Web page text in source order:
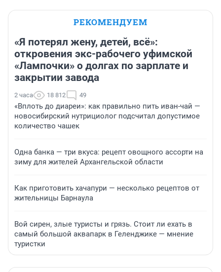
РЕКОМЕНДУЕМ
«Я потерял жену, детей, всё»:
откровения экс-рабочего уфимской
«Лампочки» о долгах по зарплате и
закрытии завода
2 часа 18 812 49
«Вплоть до диареи»: как правильно пить иван-чай —
новосибирский нутрициолог подсчитал допустимое
количество чашек
Одна банка — три вкуса: рецепт овощного ассорти на
зиму для жителей Архангельской области
Как приготовить хачапури — несколько рецептов от
жительницы Барнаула
Вой сирен, злые туристы и грязь. Стоит ли ехать в
самый большой аквапарк в Геленджике — мнение
туристки